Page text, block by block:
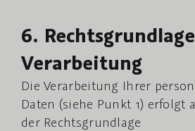
6.
Verarbeitung
Die Verarbeitung Ihrer
Daten (siehe Punkt 1) erfolgt
der Rechtsgrundlage